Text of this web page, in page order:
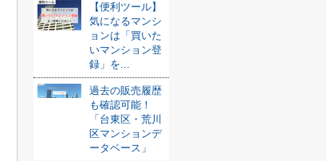
【便利ツール】
気になるマンシ
ョンは「買いた
いマンション登
録」を...
過去の販売履歴
も確認可能！
「台東区・荒川
区マンションデ
ータベース」